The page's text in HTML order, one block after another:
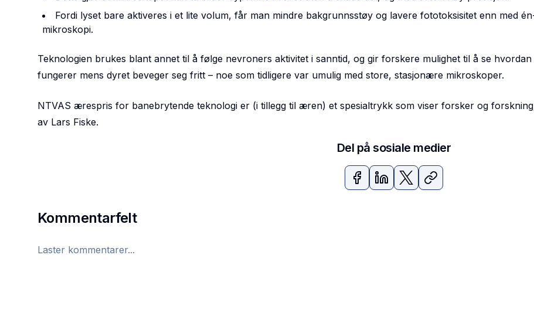
Fordi lyset bare aktiveres i et lite volum, får man mindre bakgrunnsstøy og lavere fototoksisitet enn med
mikroskopi.
Teknologien brukes blant annet til å følge nevroners aktivitet i sanntid, og gir forskere mulighet til å se
fungerer mens dyret beveger seg fritt – noe som tidligere var umulig med store, stasjonære mikroskoper.
NTVAS ærespris for banebrytende teknologi er (i tillegg til æren) et spesialtrykk som viser forsker og
av Lars Fiske.
Del på sosiale medier
Kommentarfelt
Laster kommentarer...